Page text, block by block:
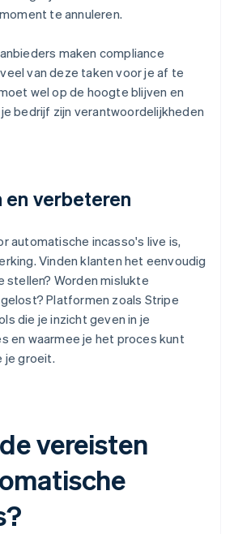
te annuleren.
maken compliance
van deze taken voor je af te
wel op de hoogte blijven en
bedrijf zijn verantwoordelijkheden
en verbeteren
automatische incasso's live is,
Vinden klanten het eenvoudig
stellen? Worden mislukte
Platformen zoals Stripe
die je inzicht geven in je
en waarmee je het proces kunt
je groeit.
vereisten